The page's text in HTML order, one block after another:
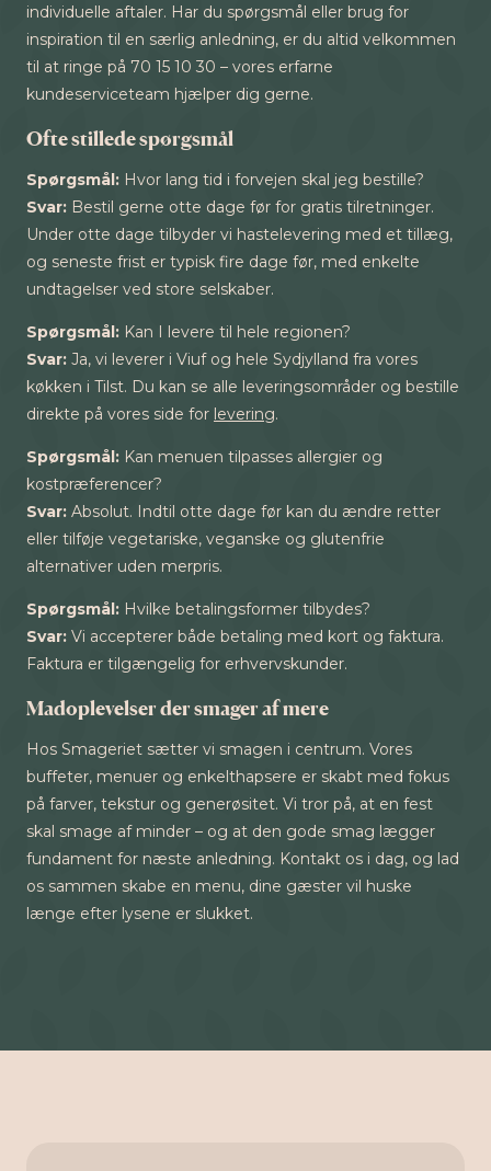
individuelle aftaler. Har du spørgsmål eller brug for
inspiration til en særlig anledning, er du altid velkommen
til at ringe på 70 15 10 30 – vores erfarne
kundeserviceteam hjælper dig gerne.
Ofte stillede spørgsmål
Spørgsmål: Hvor lang tid i forvejen skal jeg bestille?
Svar: Bestil gerne otte dage før for gratis tilretninger.
Under otte dage tilbyder vi hastelevering med et tillæg,
og seneste frist er typisk fire dage før, med enkelte
undtagelser ved store selskaber.
Spørgsmål: Kan I levere til hele regionen?
Svar: Ja, vi leverer i Viuf og hele Sydjylland fra vores
køkken i Tilst. Du kan se alle leveringsområder og bestille
direkte på vores side for levering.
Spørgsmål: Kan menuen tilpasses allergier og
kostpræferencer?
Svar: Absolut. Indtil otte dage før kan du ændre retter
eller tilføje vegetariske, veganske og glutenfrie
alternativer uden merpris.
Spørgsmål: Hvilke betalingsformer tilbydes?
Svar: Vi accepterer både betaling med kort og faktura.
Faktura er tilgængelig for erhvervskunder.
Madoplevelser der smager af mere
Hos Smageriet sætter vi smagen i centrum. Vores
buffeter, menuer og enkelthapsere er skabt med fokus
på farver, tekstur og generøsitet. Vi tror på, at en fest
skal smage af minder – og at den gode smag lægger
fundament for næste anledning. Kontakt os i dag, og lad
os sammen skabe en menu, dine gæster vil huske
længe efter lysene er slukket.